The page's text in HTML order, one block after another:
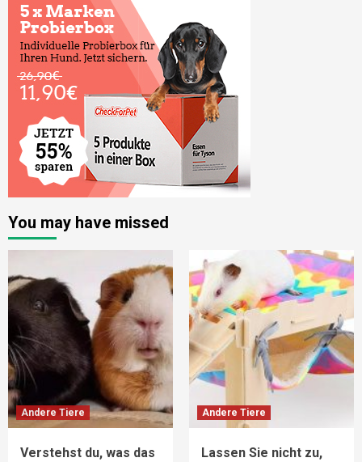
You may have missed
Andere Tiere
Verstehst du, was das
Andere Tiere
Lassen Sie nicht zu,